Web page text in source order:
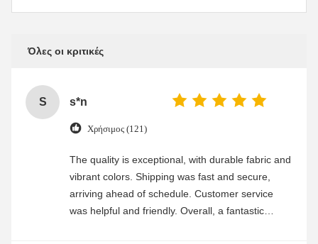
Όλες οι κριτικές
S s*n
Χρήσιμος (121)
The quality is exceptional, with durable fabric and
vibrant colors. Shipping was fast and secure,
arriving ahead of schedule. Customer service
was helpful and friendly. Overall, a fantastic